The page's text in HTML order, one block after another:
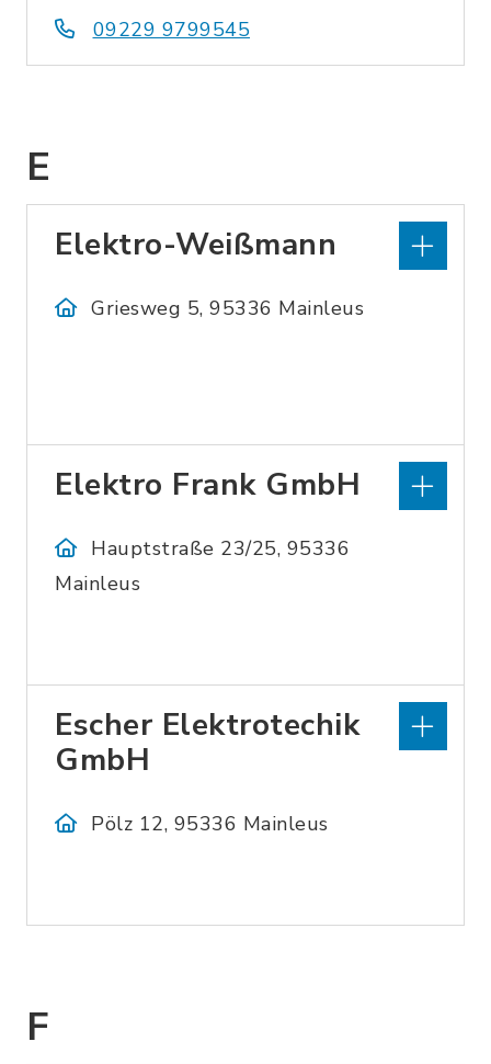
09229 9799545
E
Elektro-Weißmann
Griesweg 5, 95336 Mainleus
Elektro Frank GmbH
Hauptstraße 23/25, 95336
Mainleus
Escher Elektrotechik
GmbH
Pölz 12, 95336 Mainleus
F